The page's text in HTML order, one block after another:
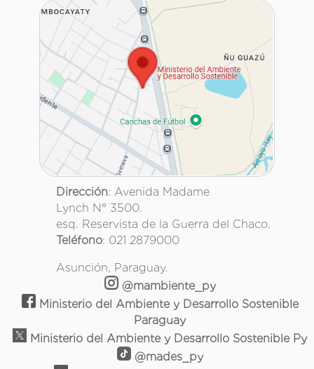
Dirección: Avenida Madame
Lynch N° 3500.
esq. Reservista de la Guerra del Chaco.
Teléfono: 021 2879000
Asunción, Paraguay.
@mambiente_py
Ministerio del Ambiente y Desarrollo Sostenible
Paraguay
Ministerio del Ambiente y Desarrollo Sostenible Py
@mades_py